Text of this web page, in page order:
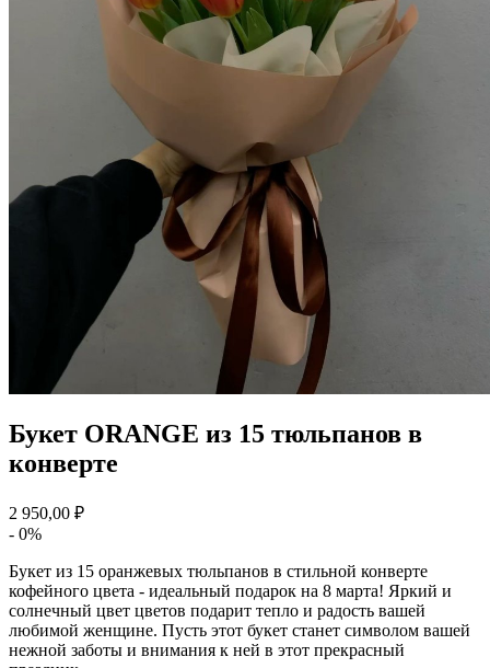
Букет ORANGE из 15 тюльпанов в
конверте
2 950,00 ₽
- 0%
Букет из 15 оранжевых тюльпанов в стильной конверте
кофейного цвета - идеальный подарок на 8 марта! Яркий и
солнечный цвет цветов подарит тепло и радость вашей
любимой женщине. Пусть этот букет станет символом вашей
нежной заботы и внимания к ней в этот прекрасный